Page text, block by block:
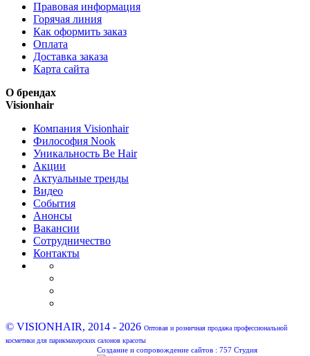
Правовая информация
Горячая линия
Как оформить заказ
Оплата
Доставка заказа
Карта сайта
О брендах
Visionhair
Компания Visionhair
Философия Nook
Уникальность Be Hair
Акции
Актуальные тренды
Видео
События
Анонсы
Вакансии
Сотрудничество
Контакты
© VISIONHAIR, 2014 - 2026 Оптовая и розничная продажа профессиональной
косметики для парикмахерских салонов красоты
Создание и сопровождение сайтов : 757 Студия